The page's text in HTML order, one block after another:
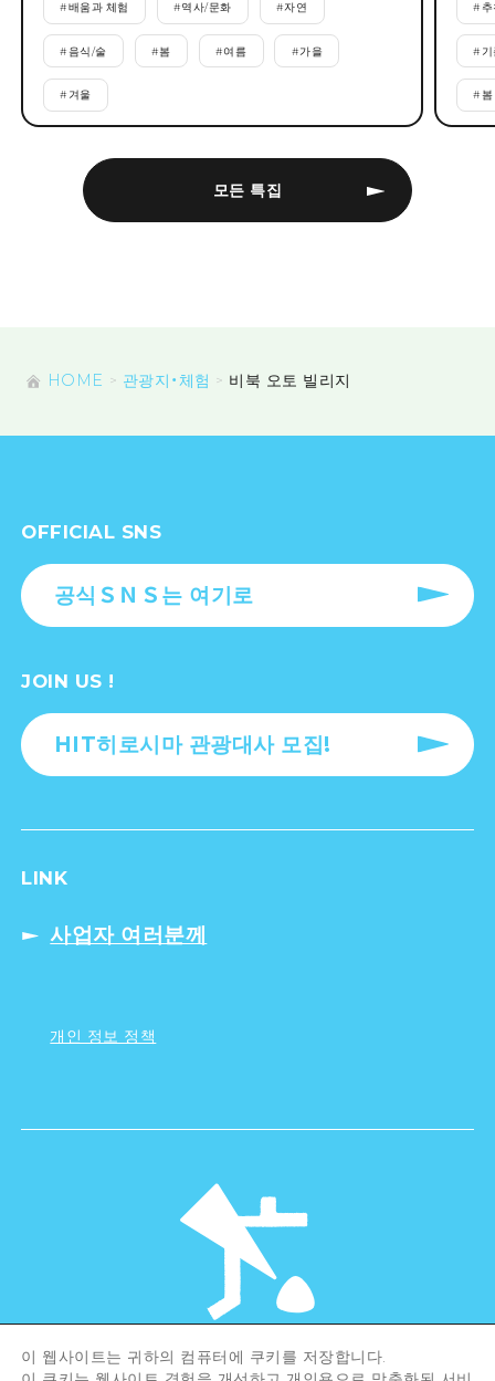
모든 특집
#배움과 체험 #역사/문화 #자연
#음식/술 #봄 #여름 #가을
# 겨울
#
#
#봄
HOME 관광지・체험 비북 오토 빌리지
OFFICIAL SNS
공식ＳＮＳ는 여기로
JOIN US !
HIT히로시마 관광대사 모집!
LINK
사업자 여러분께
개인 정보 정책
©Hiroshima Tourism Association /
이 웹사이트는 귀하의 컴퓨터에 쿠키를 저장합니다.